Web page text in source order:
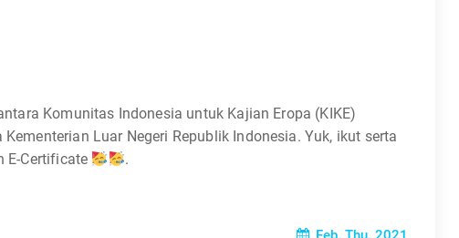
Komunitas Indonesia untuk Kajian Eropa (KIKE)
Luar Negeri Republik Indonesia. Yuk, ikut serta
E-Certificate
.